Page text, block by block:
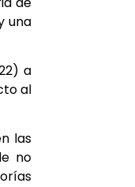
una
a
al
las
no